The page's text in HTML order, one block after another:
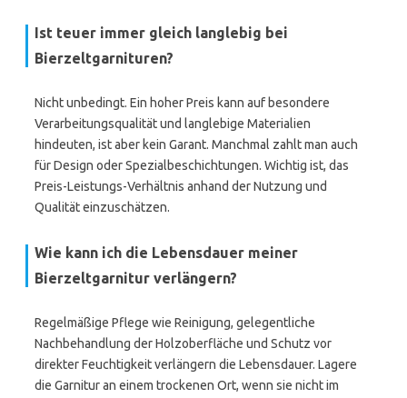
Ist teuer immer gleich langlebig bei
Bierzeltgarnituren?
Nicht unbedingt. Ein hoher Preis kann auf besondere
Verarbeitungsqualität und langlebige Materialien
hindeuten, ist aber kein Garant. Manchmal zahlt man auch
für Design oder Spezialbeschichtungen. Wichtig ist, das
Preis-Leistungs-Verhältnis anhand der Nutzung und
Qualität einzuschätzen.
Wie kann ich die Lebensdauer meiner
Bierzeltgarnitur verlängern?
Regelmäßige Pflege wie Reinigung, gelegentliche
Nachbehandlung der Holzoberfläche und Schutz vor
direkter Feuchtigkeit verlängern die Lebensdauer. Lagere
die Garnitur an einem trockenen Ort, wenn sie nicht im